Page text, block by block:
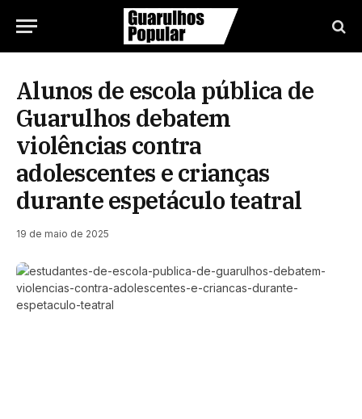
Alunos de escola pública de
Guarulhos debatem
violências contra
adolescentes e crianças
durante espetáculo teatral
19 de maio de 2025